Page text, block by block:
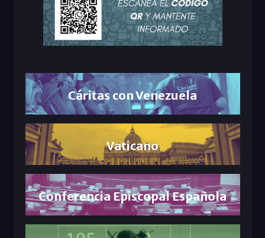
Cáritas con Venezuela
Vaticano
Conferencia Episcopal Española